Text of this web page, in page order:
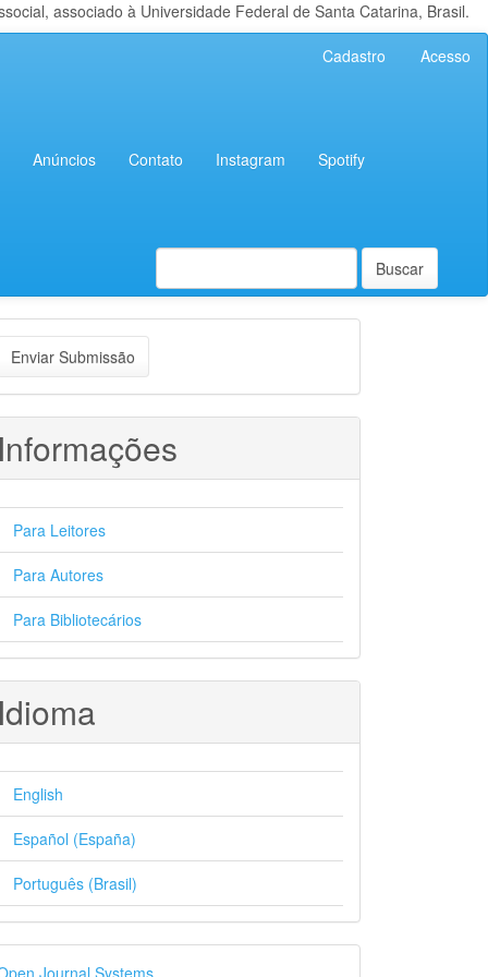
associado à Universidade Federal de Santa Catarina, Brasil.
Cadastro Acesso
Anúncios Contato Instagram Spotify
Buscar
Enviar Submissão
Para Leitores
Para Autores
Para Bibliotecários
English
Español (España)
Português (Brasil)
Journal Systems